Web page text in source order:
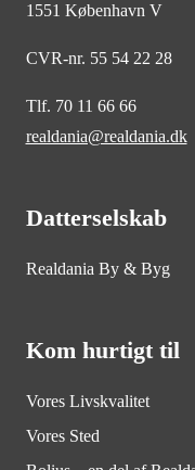
1551 København V
CVR-nr. 55 54 22 28
Tlf. 70 11 66 66
realdania@realdania.dk
Datterselskab
Realdania By & Byg
Kom hurtigt til
Vores Livskvalitet
Vores Sted